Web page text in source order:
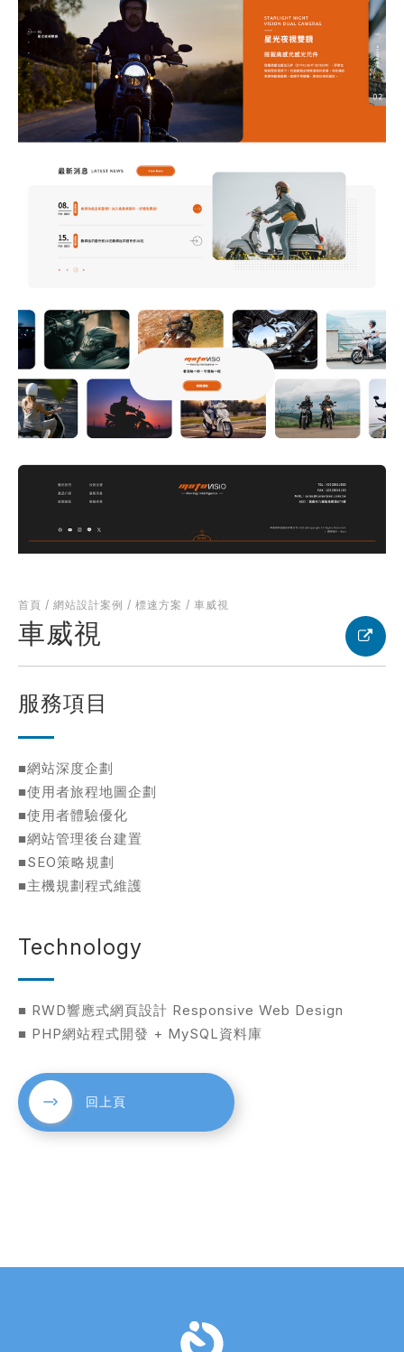
首頁 / 網站設計案例 / 標速方案 / 車威視
車威視
服務項目
■網站深度企劃
■使用者旅程地圖企劃
■使用者體驗優化
■網站管理後台建置
■SEO策略規劃
■主機規劃程式維護
Technology
■ RWD響應式網頁設計 Responsive Web Design
■ PHP網站程式開發 + MySQL資料庫
回上頁
網址
需求主題(可複選)
案件報價 合作提案
使用線上訂房系統 其他洽詢問題
完成時間※
建置預算 ※
網站
述您的需求
確認送出